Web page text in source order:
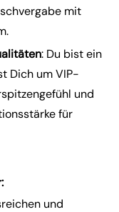
mit
: Du bist ein
Dich um VIP-
und
für
und